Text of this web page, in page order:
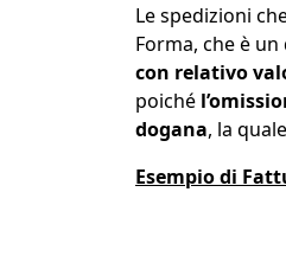
Le spedizioni
Forma, che è
con relativo
poiché
dogana, la
Esempio di